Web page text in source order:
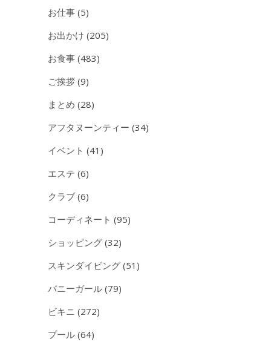
お仕事 (5)
お出かけ (205)
お食事 (483)
ご挨拶 (9)
まとめ (28)
アフタヌーンティー (34)
イベント (41)
エステ (6)
クラブ (6)
コーディネート (95)
ショッピング (32)
スキンダイビング (51)
バニーガール (79)
ビキニ (272)
プール (64)